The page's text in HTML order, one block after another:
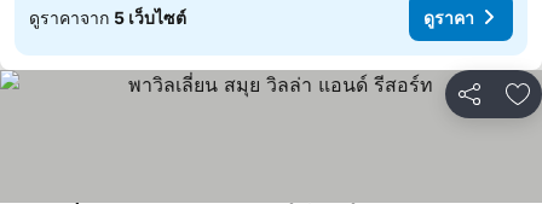
ดูราคาจาก 5 เว็บไซต์ ดูราคา
แชร์ เ